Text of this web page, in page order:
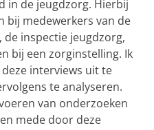
in de jeugdzorg. Hierbij
bij medewerkers van de
inspectie jeugdzorg,
bij een zorginstelling. Ik
interviews uit te
te analyseren.
van onderzoeken
mede door deze